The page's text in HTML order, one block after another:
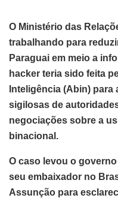
O Ministério das
trabalhando para
Paraguai em meio a
hacker teria sido feita
Inteligência (Abin)
sigilosas de
negociações sobre a
binacional.
O caso levou o
seu embaixador no
Assunção para